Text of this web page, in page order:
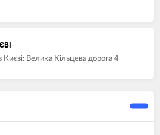
Велика Кільцева дорога 4